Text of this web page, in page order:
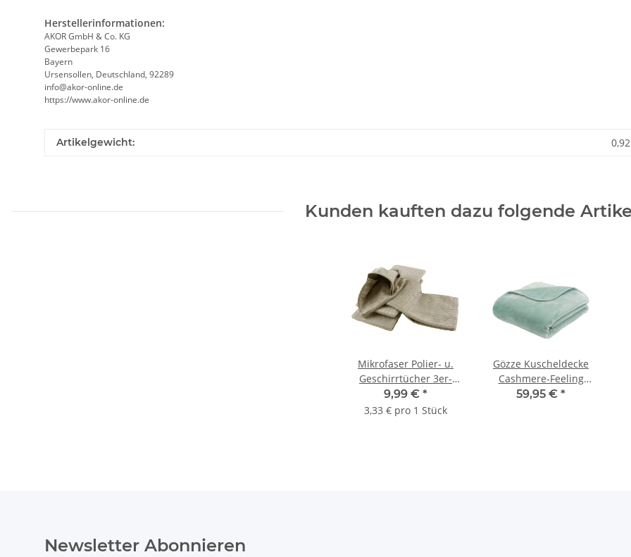
Herstellerinformationen:
AKOR GmbH & Co. KG
Gewerbepark 16
Bayern
Ursensollen, Deutschland, 92289
info@akor-online.de
https://www.akor-online.de
Artikelgewicht: 0,92
Kunden kauften dazu folgende
Mikrofaser Polier- u.
Geschirrtücher 3er-
Pack taupe
9,99 € *
3,33 € pro 1 Stück
Gözze Kuscheldecke
Cashmere-Feeling
Premium 220 x 240 cm
59,95 € *
Newsletter Abonnieren